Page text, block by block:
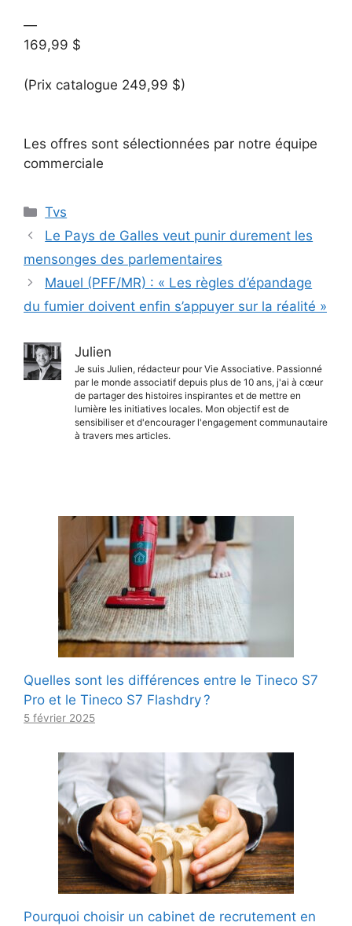
—
169,99 $
(Prix catalogue 249,99 $)
Les offres sont sélectionnées par notre équipe
commerciale
Catégories
Tvs
Le Pays de Galles veut punir durement les
mensonges des parlementaires
Mauel (PFF/MR) : « Les règles d’épandage
du fumier doivent enfin s’appuyer sur la réalité »
Julien
Je suis Julien, rédacteur pour Vie Associative. Passionné
par le monde associatif depuis plus de 10 ans, j'ai à cœur
de partager des histoires inspirantes et de mettre en
lumière les initiatives locales. Mon objectif est de
sensibiliser et d'encourager l'engagement communautaire
à travers mes articles.
Quelles sont les différences entre le Tineco S7
Pro et le Tineco S7 Flashdry ?
5 février 2025
Pourquoi choisir un cabinet de recrutement en